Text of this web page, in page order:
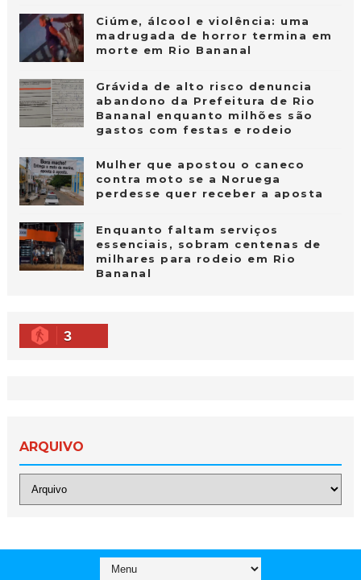
Ciúme, álcool e violência: uma
madrugada de horror termina em
morte em Rio Bananal
Grávida de alto risco denuncia
abandono da Prefeitura de Rio
Bananal enquanto milhões são
gastos com festas e rodeio
Mulher que apostou o caneco
contra moto se a Noruega
perdesse quer receber a aposta
Enquanto faltam serviços
essenciais, sobram centenas de
milhares para rodeio em Rio
Bananal
3
ARQUIVO